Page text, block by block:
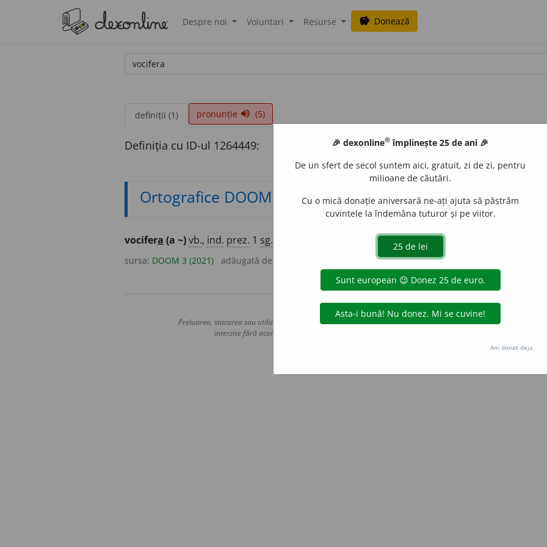
Despre noi Voluntari Resurse savings Donează
definiții (1) pronunție volume_up (5)
Definiția cu ID-ul 1264449:
Ortografice DOOM
vocifera (a ~)vb., ind. prez. 1 sg. ;conj.prez.1sg. să
sursa: DOOM 3 (2021) adăugată de
Copyright © 2004-2026 dexonline (https://dexonline.ro)
Preluarea, stocarea sau utilizarea datelor de pe acest site, inclusiv prin orice metode de extragere automată
interzise fără acordul nostru prealabil scris, cu excepția seturilor de date oferite oficial spre utilizare
Hosterion
🎉 dexonline® împlinește 25 de ani 🎉
De un sfert de secol suntem aici, gratuit, zi de zi, pentru
milioane de căutări.
Cu o mică donație aniversară ne-ați ajuta să păstrăm
cuvintele la îndemâna tuturor și pe viitor.
Am donat deja.